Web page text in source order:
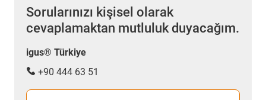
Sorularınızı kişisel olarak
cevaplamaktan mutluluk duyacağım.
igus® Türkiye
+90 444 63 51